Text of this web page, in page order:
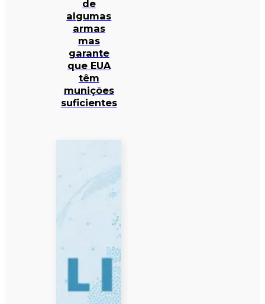
de
algumas
armas
mas
garante
que EUA
têm
munições
suficientes